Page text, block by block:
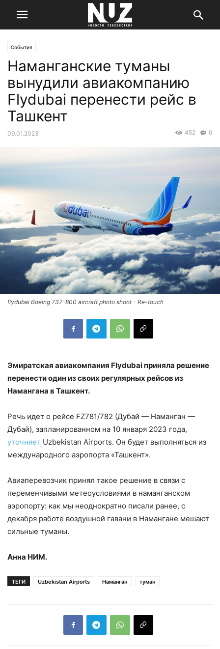
События
Наманганские туманы
вынудили авиакомпанию
Flydubai перенести рейс в
Ташкент
09.01.2023 0
452
flydubai Boeing 737-800 aircraft photo shoot - Re-touch
Эмиратская авиакомпания Flydubai приняла решение
перенести один из своих регулярных рейсов из
Намангана в Ташкент.
Речь идет о рейсе FZ781/782 (Дубай — Наманган —
Дубай), запланированном на 10 января 2023 года,
уточняет Uzbekistan Airports. Он будет выполняться из
международного аэропорта «Ташкент».
Авиаперевозчик принял такое решение в связи с
переменчивыми метеоусловиями в наманганском
аэропорту: как мы неоднократно писали ранее, с
декабря работе воздушной гавани в Намангане мешают
сильные туманы.
Анна НИМ.
ТЕГИ Uzbekistan Airports Наманган туман